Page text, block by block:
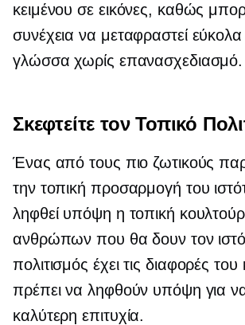
κειμένου σε εικόνες, καθώς
συνέχεια να μεταφραστεί
γλώσσα χωρίς επανασχεδιασμό.
Σκεφτείτε τον Τοπικό
Ένας από τους πιο ζωτικούς
την τοπική προσαρμογή του
ληφθεί υπόψη η τοπική
ανθρώπων που θα δουν τον
πολιτισμός έχει τις διαφορές του
πρέπει να ληφθούν υπόψη για να
καλύτερη επιτυχία.